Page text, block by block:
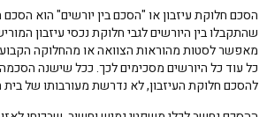
הסכם חלוקת עיזבון או "הסכם בין יורשים" הוא הסכם
שהתקבלו בין היורשים לגבי חלוקת נכסי עיזבון
מאפשר לסטות מהוראות הצוואה או מהחלוקה
כל עוד כל היורשים מסכימים לכך. ככל שישנה הסכמה
להסכם חלוקת העיזבון, לא נדרשת מעורבותו של בית